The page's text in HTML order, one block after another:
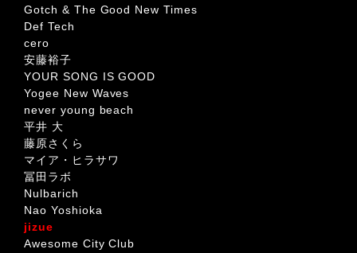
Gotch & The Good New Times
Def Tech
cero
安藤裕子
YOUR SONG IS GOOD
Yogee New Waves
never young beach
平井 大
藤原さくら
マイア・ヒラサワ
冨田ラボ
Nulbarich
Nao Yoshioka
jizue
Awesome City Club